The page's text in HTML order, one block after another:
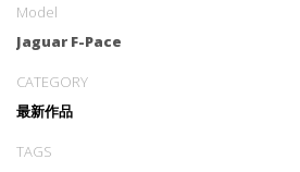
Model
Jaguar F-Pace
CATEGORY
最新作品
TAGS